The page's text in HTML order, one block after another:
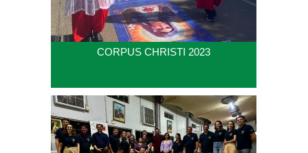
CORPUS CHRISTI 2023